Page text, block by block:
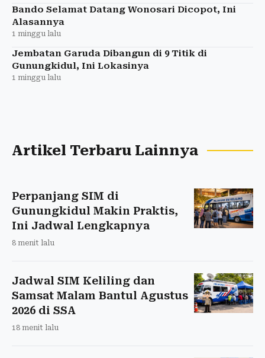
Bando Selamat Datang Wonosari Dicopot, Ini
Alasannya
1 minggu lalu
Jembatan Garuda Dibangun di 9 Titik di
Gunungkidul, Ini Lokasinya
1 minggu lalu
Artikel Terbaru Lainnya
Perpanjang SIM di
Gunungkidul Makin Praktis,
Ini Jadwal Lengkapnya
8 menit lalu
Jadwal SIM Keliling dan
Samsat Malam Bantul Agustus
2026 di SSA
18 menit lalu